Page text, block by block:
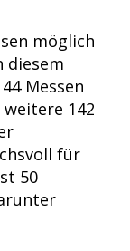
möglich
diesem
Messen
142
für
50